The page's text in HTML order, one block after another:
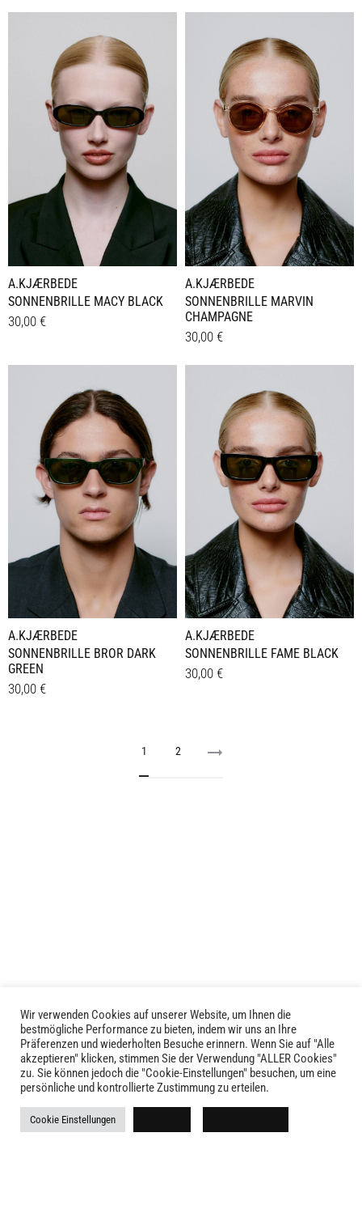
Details Details
A.KJÆRBEDE
SONNENBRILLE MACY BLACK
30,00 €
A.KJÆRBEDE
SONNENBRILLE MARVIN
CHAMPAGNE
30,00 €
Details
A.KJÆRBEDE
SONNENBRILLE BROR DARK
GREEN
30,00 €
A.KJÆRBEDE
SONNENBRILLE FAME BLACK
30,00 €
1 2
LIVID © 2024
Wir verwenden Cookies auf unserer Website, um Ihnen die
bestmögliche Performance zu bieten, indem wir uns an Ihre
Präferenzen und wiederholten Besuche erinnern. Wenn Sie auf "Alle
akzeptieren" klicken, stimmen Sie der Verwendung "ALLER Cookies"
zu. Sie können jedoch die "Cookie-Einstellungen" besuchen, um eine
persönliche und kontrollierte Zustimmung zu erteilen.
Cookie Einstellungen